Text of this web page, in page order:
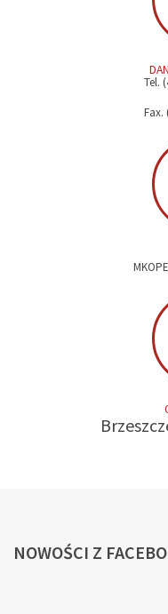
Tel.
Fax.
NOWOŚCI Z